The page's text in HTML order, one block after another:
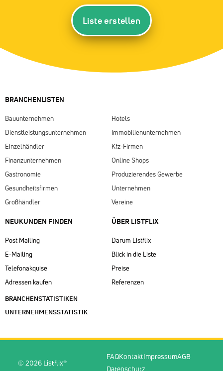
Liste erstellen
BRANCHENLISTEN
Bauunternehmen
Dienstleistungsunternehmen
Einzelhändler
Finanzunternehmen
Gastronomie
Gesundheitsfirmen
Großhändler
Hotels
Immobilienunternehmen
Kfz-Firmen
Online Shops
Produzierendes Gewerbe
Unternehmen
Vereine
NEUKUNDEN FINDEN
Post Mailing
E-Mailing
Telefonakquise
Adressen kaufen
BRANCHENSTATISTIKEN
UNTERNEHMENSSTATISTIK
ÜBER LISTFLIX​
Darum Listflix
Blick in die Liste
Preise
Referenzen
© 2026 Listflix®
FAQKontaktImpressumAGB
Datenschutz